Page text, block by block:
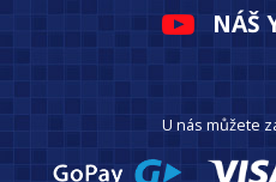
NÁŠ
U nás můžete